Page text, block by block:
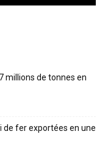
millions de tonnes en
de fer exportées en une